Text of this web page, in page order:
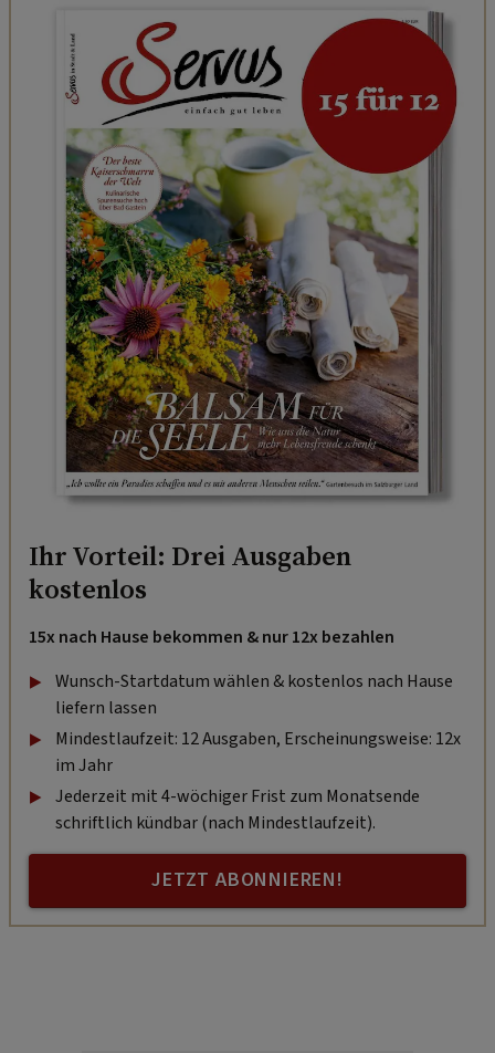
Ihr Vorteil: Drei Ausgaben
kostenlos
15x nach Hause bekommen & nur 12x bezahlen
Wunsch-Startdatum wählen & kostenlos nach Hause
liefern lassen
Mindestlaufzeit: 12 Ausgaben, Erscheinungsweise: 12x
im Jahr
Jederzeit mit 4-wöchiger Frist zum Monatsende
schriftlich kündbar (nach Mindestlaufzeit).
JETZT ABONNIEREN!